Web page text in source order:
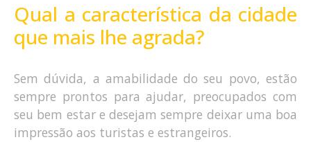
Qual a característica da cidade
que mais lhe agrada?
Sem dúvida, a amabilidade do seu povo, estão
sempre prontos para ajudar, preocupados com
seu bem estar e desejam sempre deixar uma boa
impressão aos turistas e estrangeiros.